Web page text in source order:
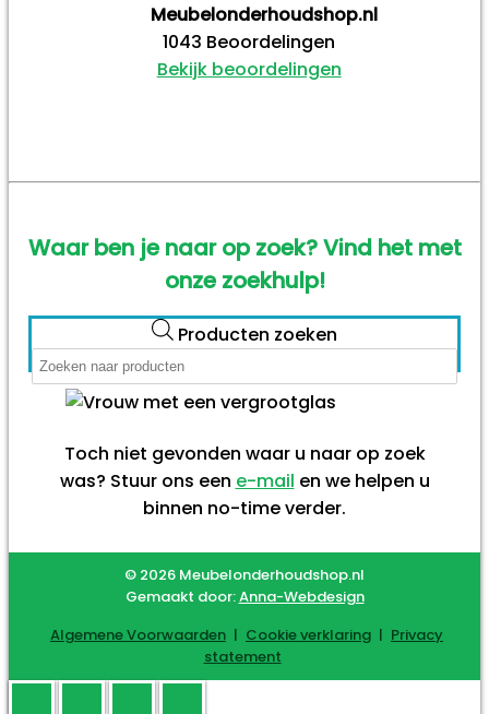
Meubelonderhoudshop.nl
1043 Beoordelingen
Bekijk beoordelingen
Waar ben je naar op zoek? Vind het met
onze zoekhulp!
Producten zoeken
Toch niet gevonden waar u naar op zoek
was? Stuur ons een e-mail en we helpen u
binnen no-time verder.
© 2026 Meubelonderhoudshop.nl
Gemaakt door:Anna-Webdesign
Algemene Voorwaarden | Cookie verklaring | Privacy
statement